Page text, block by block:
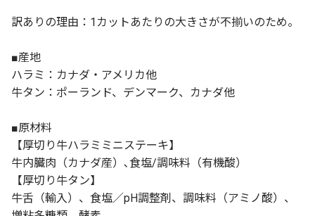
訳ありの理由：1カットあたりの大きさが不揃いのため。
■産地
ハラミ：カナダ・アメリカ他
牛タン：ポーランド、デンマーク、カナダ他
■原材料
【厚切り牛ハラミミニステーキ】
牛内臓肉（カナダ産）､食塩/調味料（有機酸）
【厚切り牛タン】
牛舌（輸入）、食塩／pH調整剤、調味料（アミノ酸）、